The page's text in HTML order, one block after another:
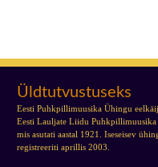
Üldtutvustuseks
Eesti Puhkpillimuusika Ühingu
Eesti Lauljate Liidu Puhkpillimuusika
mis asutati aastal 1921. Iseseisev
registreeriti aprillis 2003.